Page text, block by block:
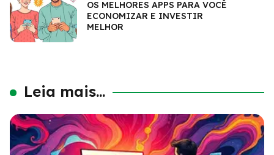
OS MELHORES APPS PARA VOCÊ
ECONOMIZAR E INVESTIR
MELHOR
Leia mais...